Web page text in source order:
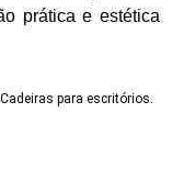
prática e estética
para escritórios.